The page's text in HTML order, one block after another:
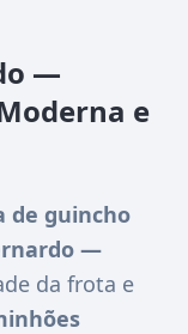
—
e
de guincho
—
da frota e